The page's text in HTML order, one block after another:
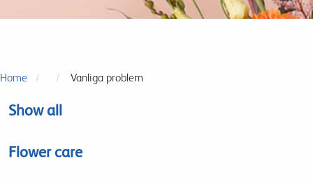
Home Vanliga problem
Show all
Flower care